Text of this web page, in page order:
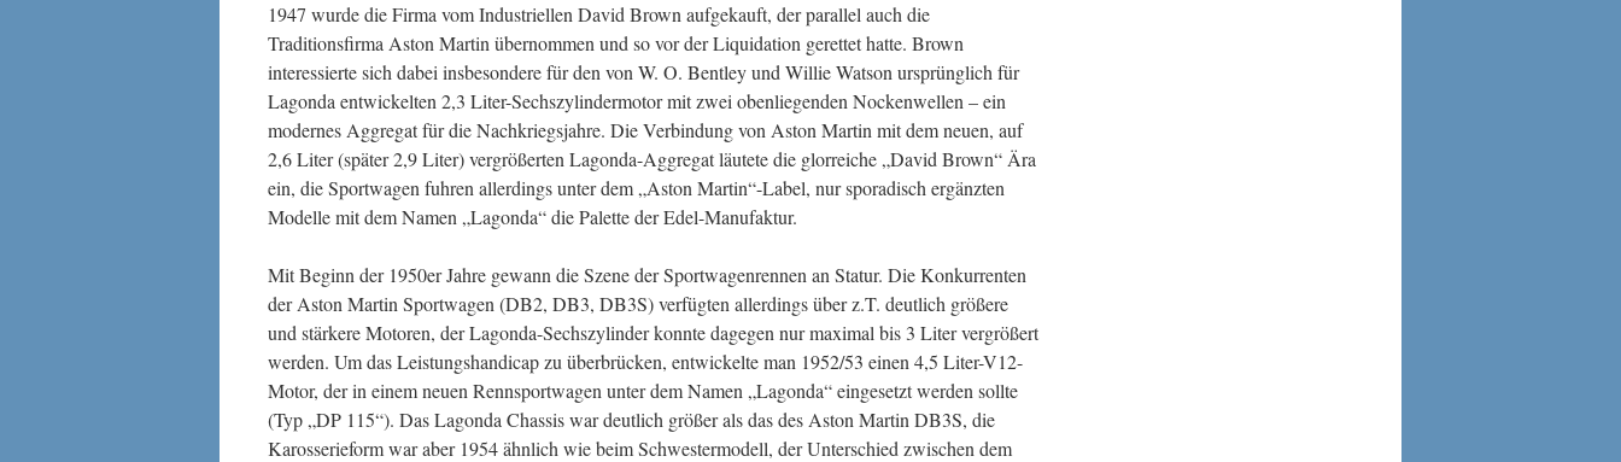
1947 wurde die Firma vom Industriellen David Brown aufgekauft, der parallel auch die
Traditionsfirma Aston Martin übernommen und so vor der Liquidation gerettet hatte. Brown
interessierte sich dabei insbesondere für den von W. O. Bentley und Willie Watson ursprünglich für
Lagonda entwickelten 2,3 Liter-Sechszylindermotor mit zwei obenliegenden Nockenwellen – ein
modernes Aggregat für die Nachkriegsjahre. Die Verbindung von Aston Martin mit dem neuen, auf
2,6 Liter (später 2,9 Liter) vergrößerten Lagonda-Aggregat läutete die glorreiche „David Brown“ Ära
ein, die Sportwagen fuhren allerdings unter dem „Aston Martin“-Label, nur sporadisch ergänzten
Modelle mit dem Namen „Lagonda“ die Palette der Edel-Manufaktur.
Mit Beginn der 1950er Jahre gewann die Szene der Sportwagenrennen an Statur. Die Konkurrenten
der Aston Martin Sportwagen (DB2, DB3, DB3S) verfügten allerdings über z.T. deutlich größere
und stärkere Motoren, der Lagonda-Sechszylinder konnte dagegen nur maximal bis 3 Liter vergrößert
werden. Um das Leistungshandicap zu überbrücken, entwickelte man 1952/53 einen 4,5 Liter-V12-
Motor, der in einem neuen Rennsportwagen unter dem Namen „Lagonda“ eingesetzt werden sollte
(Typ „DP 115“). Das Lagonda Chassis war deutlich größer als das des Aston Martin DB3S, die
Karosserieform war aber 1954 ähnlich wie beim Schwestermodell, der Unterschied zwischen dem